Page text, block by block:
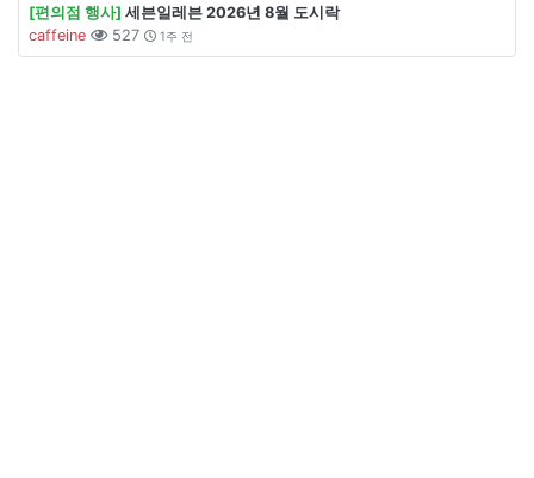
[편의점 행사] 세븐일레븐 2026년 8월 도시락
caffeine
527 1주 전